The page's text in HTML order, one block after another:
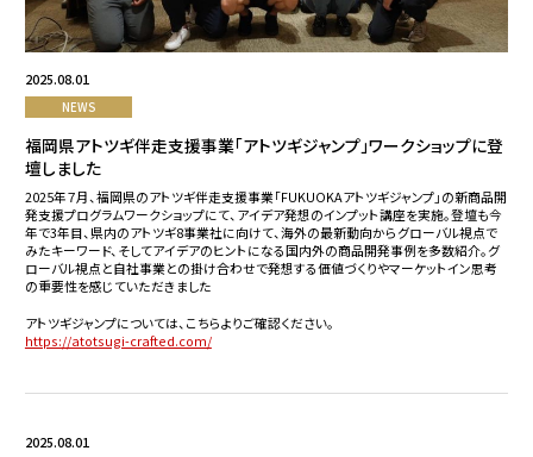
CLIENTS
MEMBER
RECRUIT
ABOUT US
ACCESS
CONTACT
2025.08.01
NEWS
福岡県アトツギ伴走支援事業「アトツギジャンプ」ワークショップに登
壇しました
2025年７月、福岡県のアトツギ伴走支援事業「FUKUOKAアトツギジャンプ」の新商品開
発支援プログラムワークショップにて、アイデア発想のインプット講座を実施。登壇も今
年で3年目、県内のアトツギ8事業社に向けて、海外の最新動向からグローバル視点で
みたキーワード、そしてアイデアのヒントになる国内外の商品開発事例を多数紹介。グ
ローバル視点と自社事業との掛け合わせで発想する価値づくりやマーケットイン思考
の重要性を感じていただきました
アトツギジャンプについては、こちらよりご確認ください。
https://atotsugi-crafted.com/
2025.08.01